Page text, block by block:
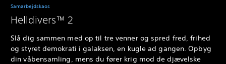
Samarbejdskaos
Helldivers™ 2
Slå dig sammen med op til tre venner og spred fred, frihed
og styret demokrati i galaksen, en kugle ad gangen. Opbyg
din våbensamling, mens du fører krig mod de djævelske